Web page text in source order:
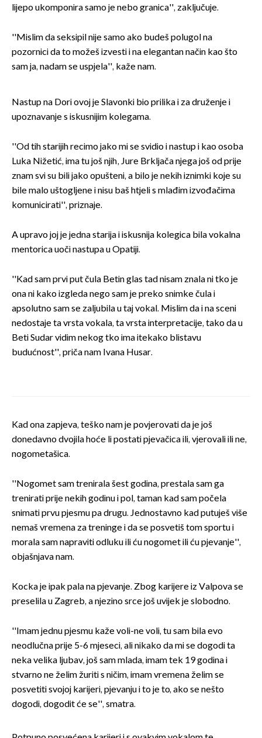
lijepo ukomponira samo je nebo granica'', zaključuje.
''Mislim da seksipil nije samo ako budeš polugol na
pozornici da to možeš izvesti i na elegantan način kao što
sam ja, nadam se uspjela'', kaže nam.
Nastup na Dori ovoj je Slavonki bio prilika i za druženje i
upoznavanje s iskusnijim kolegama.
''Od tih starijih recimo jako mi se svidio i nastup i kao osoba
Luka Nižetić, ima tu još njih, Jure Brkljača njega još od prije
znam svi su bili jako opušteni, a bilo je nekih iznimki koje su
bile malo uštogljene i nisu baš htjeli s mlađim izvođačima
komunicirati'', priznaje.
A upravo joj je jedna starija i iskusnija kolegica bila vokalna
mentorica uoči nastupa u Opatiji.
''Kad sam prvi put čula Betin glas tad nisam znala ni tko je
ona ni kako izgleda nego sam je preko snimke čula i
apsolutno sam se zaljubila u taj vokal. Mislim da i na sceni
nedostaje ta vrsta vokala, ta vrsta interpretacije, tako da u
Beti Sudar vidim nekog tko ima itekako blistavu
budućnost'', priča nam Ivana Husar.
Kad ona zapjeva, teško nam je povjerovati da je još
donedavno dvojila hoće li postati pjevačica ili, vjerovali ili ne,
nogometašica.
''Nogomet sam trenirala šest godina, prestala sam ga
trenirati prije nekih godinu i pol, taman kad sam počela
snimati prvu pjesmu pa drugu. Jednostavno kad putuješ više
nemaš vremena za treninge i da se posvetiš tom sportu i
morala sam napraviti odluku ili ću nogomet ili ću pjevanje'',
objašnjava nam.
Kocka je ipak pala na pjevanje. Zbog karijere iz Valpova se
preselila u Zagreb, a njezino srce još uvijek je slobodno.
''Imam jednu pjesmu kaže voli-ne voli, tu sam bila evo
neodlučna prije 5-6 mjeseci, ali nikako da mi se dogodi ta
neka velika ljubav, još sam mlada, imam tek 19 godina i
stvarno ne želim žuriti s ničim, imam vremena želim se
posvetiti svojoj karijeri, pjevanju i to je to, ako se nešto
dogodi, dogodit će se'', smatra.